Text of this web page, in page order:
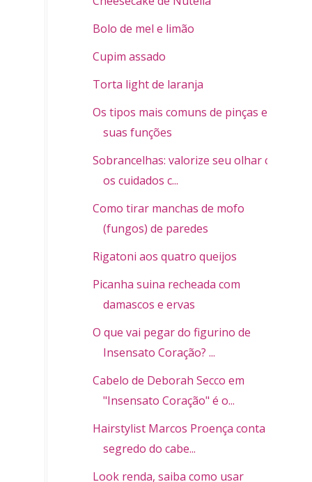
Bolo de mel e limão
Cupim assado
Torta light de laranja
Os tipos mais comuns de pinças e
suas funções
Sobrancelhas: valorize seu olhar com
os cuidados c...
Como tirar manchas de mofo
(fungos) de paredes
Rigatoni aos quatro queijos
Picanha suina recheada com
damascos e ervas
O que vai pegar do figurino de
Insensato Coração? ...
Cabelo de Deborah Secco em
"Insensato Coração" é o...
Hairstylist Marcos Proença conta o
segredo do cabe...
Look renda, saiba como usar